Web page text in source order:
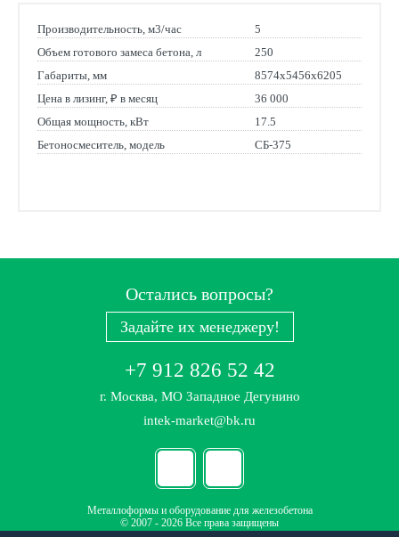
Производительность, м3/час
5
Объем готового замеса бетона, л
250
Габариты, мм
8574х5456х6205
Цена в лизинг, ₽ в месяц
36 000
Общая мощность, кВт
17.5
Бетоносмеситель, модель
СБ-375
Остались вопросы?
Задайте их менеджеру!
+7 912 826 52 42
г. Москва, МО Западное Дегунино
intek-market@bk.ru
Металлоформы и оборудование для железобетона
© 2007 - 2026 Все права защищены